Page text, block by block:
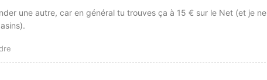
une autre, car en général tu trouves ça à 15 € sur le Net (et je ne